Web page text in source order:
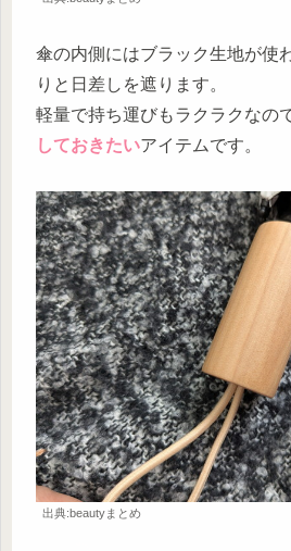
傘の内側にはブラック生地が使
りと日差しを遮ります。
軽量で持ち運びもラクラクなので
しておきたいアイテムです。
出典:beautyまとめ